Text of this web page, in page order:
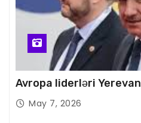
Avropa liderləri
May 7, 2026